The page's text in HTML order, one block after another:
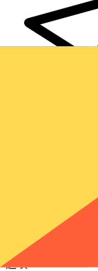
XE 國際匯款
快捷安全地上網
選項。